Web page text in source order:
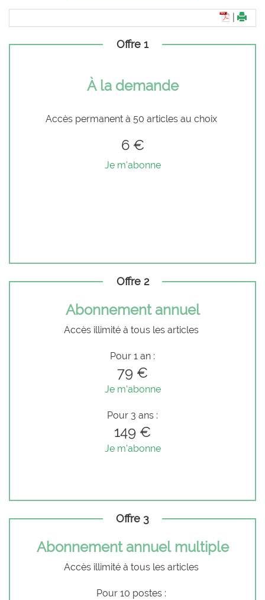
Offre 1
À la demande
Accès permanent à 50 articles au choix
6 €
Je m'abonne
Offre 2
Abonnement annuel
Accès illimité à tous les articles
Pour 1 an :
79 €
Je m'abonne
Pour 3 ans :
149 €
Je m'abonne
Offre 3
Abonnement annuel multiple
Accès illimité à tous les articles
Pour 10 postes :